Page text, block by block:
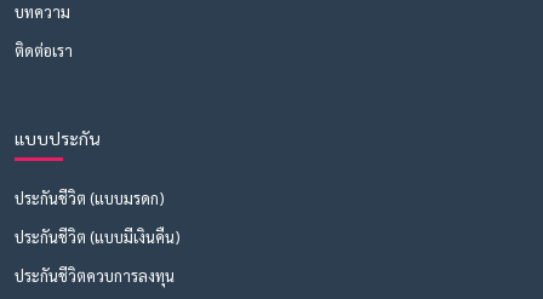
บทความ
ติดต่อเรา
แบบประกัน
ประกันชีวิต (แบบมรดก)
ประกันชีวิต (แบบมีเงินคืน)
ประกันชีวิตควบการลงทุน